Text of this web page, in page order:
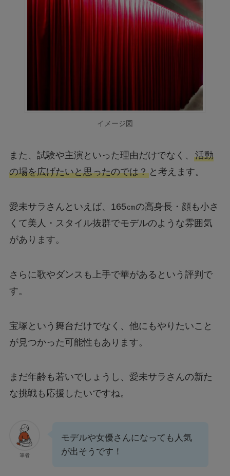
イメージ図
また、試験や主演といった理由だけでなく、 活動
の場を広げたいと思ったのでは？と考えます。
愛未サラさんといえば、165㎝の高身長・顔も小さ
くて美人・スタイル抜群でモデルのような雰囲気
があります。
さらに歌やダンスも上手で華があるという評判で
す。
宝塚という舞台だけでなく、他にもやりたいこと
が見つかった可能性もあります。
まだ年齢も若いでしょうし、愛未サラさんの新た
な挑戦も応援したいですね。
筆者
モデルや女優さんになっても人気
が出そうです！